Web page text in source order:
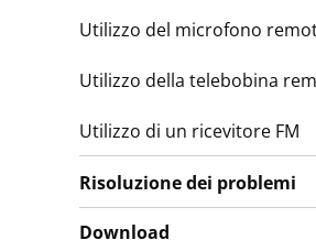
Utilizzo del microfono
Utilizzo della telebobina
Utilizzo di un ricevitore FM
Risoluzione dei problemi
Download